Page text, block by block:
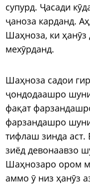
супурд. Ҷасади
ҷаноза карданд.
Шаҳноза, ки ҳанӯз
мехӯрданд.
Шаҳноза садои
ҷондодаашро
фақат
фарзандашро
тифлаш зинда аст.
зиёд девонаавзо
Шаҳнозаро ором
аммо ӯ низ ҳанӯз